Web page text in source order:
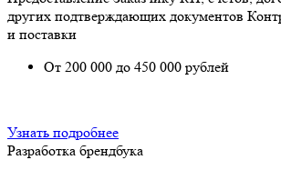
других подтверждающих документов
и поставки
От 200 000 до 450 000 рублей
Узнать подробнее
Разработка брендбука